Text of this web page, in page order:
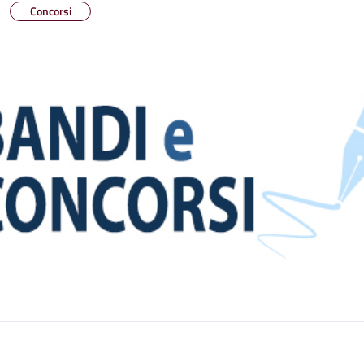
Concorsi